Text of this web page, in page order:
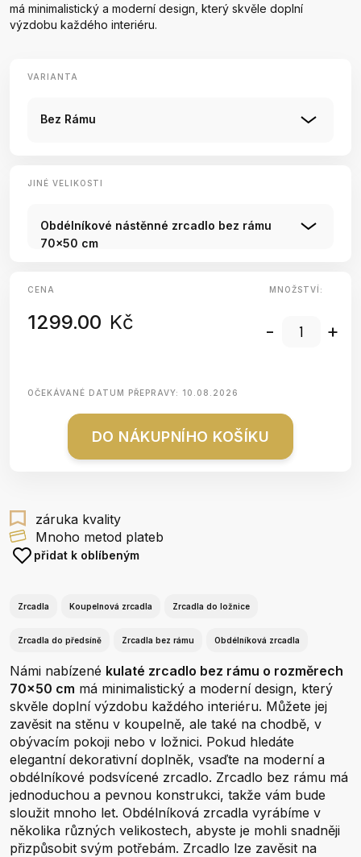
má minimalistický a moderní design, který skvěle doplní
výzdobu každého interiéru.
VARIANTA
Bez Rámu
JINÉ VELIKOSTI
Obdélníkové nástěnné zrcadlo bez rámu
70x50 cm
CENA
1299.00 Kč
MNOŽSTVÍ:
- +
OČEKÁVANÉ DATUM PŘEPRAVY: 10.08.2026
DO NÁKUPNÍHO KOŠÍKU
záruka kvality
Mnoho metod plateb
přidat k oblíbeným
Zrcadla Koupelnová zrcadla Zrcadla do ložnice
Zrcadla do předsíně Zrcadla bez rámu Obdélníková zrcadla
Námi nabízené kulaté zrcadlo bez rámu o rozměrech
70x50 cm má minimalistický a moderní design, který
skvěle doplní výzdobu každého interiéru. Můžete jej
zavěsit na stěnu v koupelně, ale také na chodbě, v
obývacím pokoji nebo v ložnici. Pokud hledáte
elegantní dekorativní doplněk, vsaďte na moderní a
obdélníkové podsvícené zrcadlo. Zrcadlo bez rámu má
jednoduchou a pevnou konstrukci, takže vám bude
sloužit mnoho let. Obdélníková zrcadla vyrábíme v
několika různých velikostech, abyste je mohli snadněji
přizpůsobit svým potřebám. Zrcadlo lze zavěsit na